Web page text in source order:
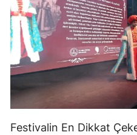
Festivalin En Dikkat